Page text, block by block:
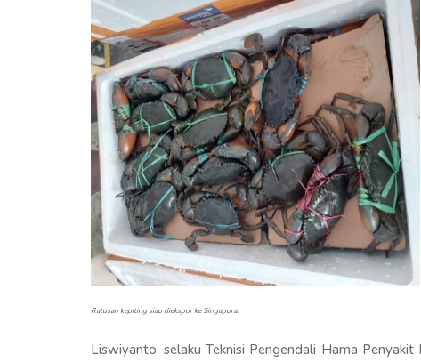
Ratusan kepiting siap diekspor ke Singapura.
Liswiyanto, selaku Teknisi Pengendali Hama